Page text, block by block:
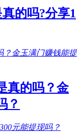
的吗?分享1
真的吗？金
？